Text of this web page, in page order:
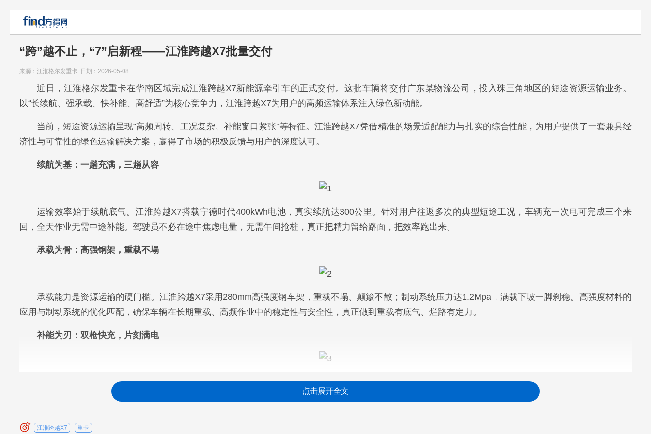
“跨”越不止，“7”启新程——江淮跨越X7批量交付
来源：江淮格尔发重卡 日期：2026-05-08
近日，江淮格尔发重卡在华南区域完成江淮跨越X7新能源牵引车的正式交付。这批车辆将交付广东某物流公司，投入珠三角地区的短途资源运输业务。
以“长续航、强承载、快补能、高舒适”为核心竞争力，江淮跨越X7为用户的高频运输体系注入绿色新动能。
当前，短途资源运输呈现“高频周转、工况复杂、补能窗口紧张”等特征。江淮跨越X7凭借精准的场景适配能力与扎实的综合性能，为用户提供了一套兼具经
济性与可靠性的绿色运输解决方案，赢得了市场的积极反馈与用户的深度认可。
续航为基：一趟充满，三趟从容
运输效率始于续航底气。江淮跨越X7搭载宁德时代400kWh电池，真实续航达300公里。针对用户往返多次的典型短途工况，车辆充一次电可完成三个来
回，全天作业无需中途补能。驾驶员不必在途中焦虑电量，无需午间抢桩，真正把精力留给路面，把效率跑出来。
承载为骨：高强钢架，重载不塌
承载能力是资源运输的硬门槛。江淮跨越X7采用280mm高强度钢车架，重载不塌、颠簸不散；制动系统压力达1.2Mpa，满载下坡一脚刹稳。高强度材料的
应用与制动系统的优化匹配，确保车辆在长期重载、高频作业中的稳定性与安全性，真正做到重载有底气、烂路有定力。
补能为刃：双枪快充，片刻满电
短途运输拼的是趟数，停得越久赚得越少。江淮跨越X7配备600A双枪快充技术，从20%电量充至满电仅需40分钟；五级能量回收系统，下坡或松油门时自
动回存能量，实现“脚一抬，电往回走”。驾驶员利用一顿饭的间隙即可完成补能，停运窗口被压缩至最低，全天周转效率显著提升。
点击展开全文
江淮跨越X7 重卡